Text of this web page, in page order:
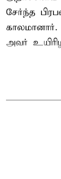
சேர்ந்த
காலமானார்.
அவர்